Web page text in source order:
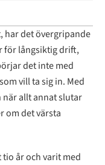
har det övergripande
för långsiktig drift,
det inte med
vill ta sig in. Med
när allt annat slutar
om det värsta
år och varit med